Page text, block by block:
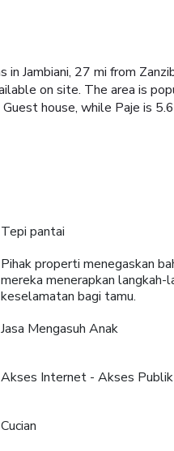
Jambiani, 27 mi from
on site. The area is
house, while Paje is
Tepi pantai
Pihak properti menegaskan
mereka menerapkan langkah-
keselamatan bagi tamu.
Jasa Mengasuh Anak
Akses Internet - Akses
Cucian